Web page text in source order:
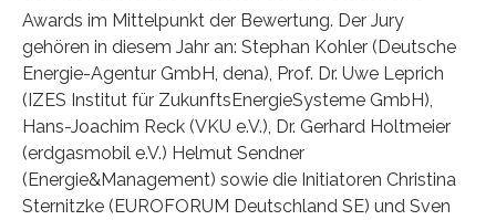
Awards im Mittelpunkt der Bewertung. Der Jury
gehören in diesem Jahr an: Stephan Kohler (Deutsche
Energie-Agentur GmbH, dena), Prof. Dr. Uwe Leprich
(IZES Institut für ZukunftsEnergieSysteme GmbH),
Hans-Joachim Reck (VKU e.V.), Dr. Gerhard Holtmeier
(erdgasmobil e.V.) Helmut Sendner
(Energie&Management) sowie die Initiatoren Christina
Sternitzke (EUROFORUM Deutschland SE) und Sven